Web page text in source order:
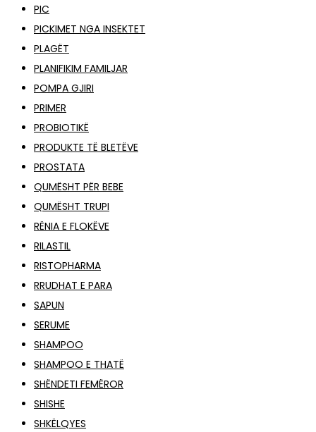
PIC
PICKIMET NGA INSEKTET
PLAGËT
PLANIFIKIM FAMILJAR
POMPA GJIRI
PRIMER
PROBIOTIKË
PRODUKTE TË BLETËVE
PROSTATA
QUMËSHT PËR BEBE
QUMËSHT TRUPI
RËNIA E FLOKËVE
RILASTIL
RISTOPHARMA
RRUDHAT E PARA
SAPUN
SERUME
SHAMPOO
SHAMPOO E THATË
SHËNDETI FEMËROR
SHISHE
SHKËLQYES